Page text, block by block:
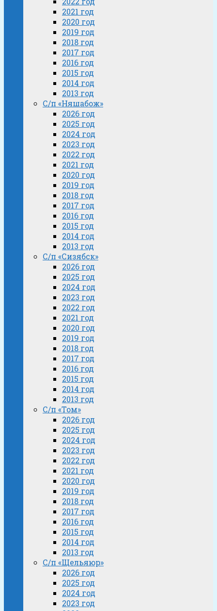
2021 год
2020 год
2019 год
2018 год
2017 год
2016 год
2015 год
2014 год
2013 год
С/п «Няшабож»
2026 год
2025 год
2024 год
2023 год
2022 год
2021 год
2020 год
2019 год
2018 год
2017 год
2016 год
2015 год
2014 год
2013 год
С/п «Сизябск»
2026 год
2025 год
2024 год
2023 год
2022 год
2021 год
2020 год
2019 год
2018 год
2017 год
2016 год
2015 год
2014 год
2013 год
С/п «Том»
2026 год
2025 год
2024 год
2023 год
2022 год
2021 год
2020 год
2019 год
2018 год
2017 год
2016 год
2015 год
2014 год
2013 год
С/п «Щельяюр»
2026 год
2025 год
2024 год
2023 год